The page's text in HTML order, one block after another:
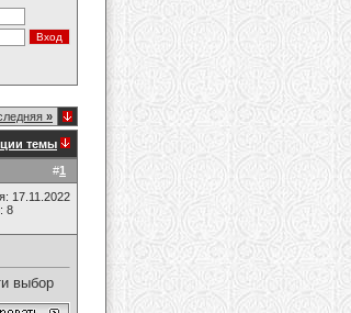
»
темы
#1
17.11.2022
8
выбор